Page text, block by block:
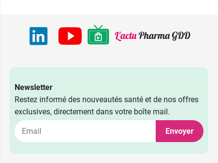
Newsletter
Restez informé des nouveautés santé et de nos offres
exclusives, directement dans votre boîte mail.
Envoyer